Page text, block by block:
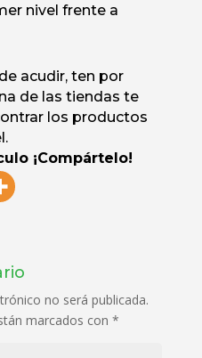
nivel frente a
acudir, ten por
de las tiendas te
los productos
¡Compártelo!
no será publicada.
marcados con *